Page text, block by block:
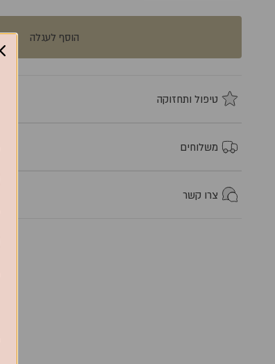
הוסף לעגלה
טיפול ותחזוקה
משלוחים
צרו קשר